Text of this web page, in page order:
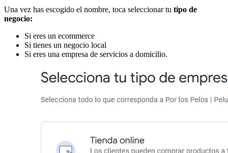
Una vez has escogido el nombre, toca seleccionar tu tipo de
negocio:
Si eres un ecommerce
Si tienes un negocio local
Si eres una empresa de servicios a domicilio.